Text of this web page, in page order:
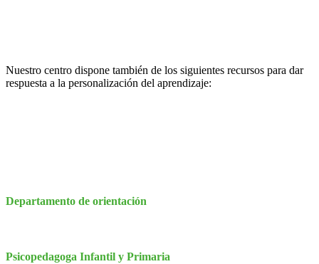
Nuestro centro dispone también de los siguientes recursos para dar
respuesta a la personalización del aprendizaje:
Departamento de orientación
Psicopedagoga Infantil y Primaria